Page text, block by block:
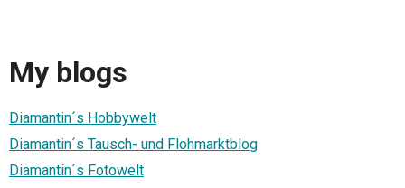
My blogs
Diamantin´s Hobbywelt
Diamantin´s Tausch- und Flohmarktblog
Diamantin´s Fotowelt